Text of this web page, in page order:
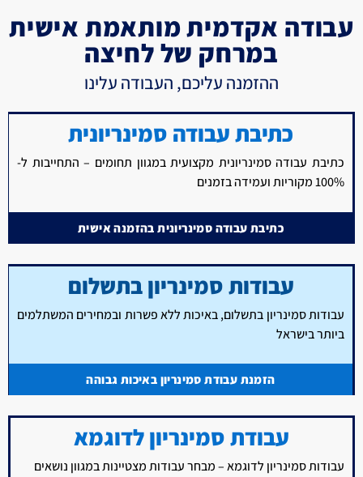
עבודה אקדמית מותאמת אישית
במרחק של לחיצה
ההזמנה עליכם, העבודה עלינו
כתיבת עבודה סמינריונית
כתיבת עבודה סמינריונית מקצועית במגוון תחומים – התחייבות ל-
100% מקוריות ועמידה בזמנים
כתיבת עבודה סמינריונית בהזמנה אישית
עבודות סמינריון בתשלום
עבודות סמינריון בתשלום, באיכות ללא פשרות ובמחירים המשתלמים
ביותר בישראל
הזמנת עבודת סמינריון באיכות גבוהה
עבודת סמינריון לדוגמא
עבודות סמינריון לדוגמא – מבחר עבודות מצטיינות במגוון נושאים